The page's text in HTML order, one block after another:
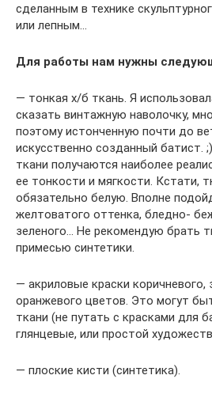
сделанным в технике
или лепным…
Для работы нам нужны
— тонкая х/б ткань. Я
сказать винтажную наволочку,
поэтому истонченную почти до
искусственно созданный батист.
ткани получаются наиболее
ее тонкости и мягкости. Кстати,
обязательно белую. Вполне
желтоватого оттенка, бледно-
зеленого… Не рекомендую брать
примесью синтетики.
— акриловые краски коричневого,
оранжевого цветов. Это могут
ткани (не путать с красками для
глянцевые, или простой
— плоские кисти (синтетика).